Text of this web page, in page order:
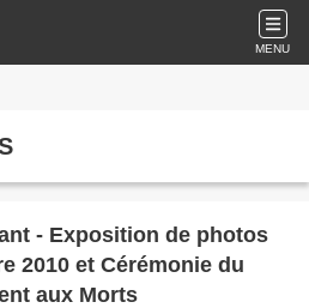
MENU
- Exposition de photos
2010 et Cérémonie du
aux Morts